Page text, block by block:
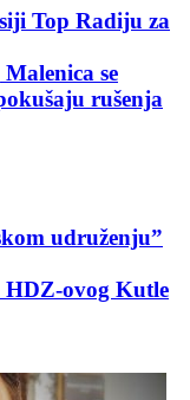
Top Radiju za
se
rušenja
udruženju”
HDZ-ovog Kutle